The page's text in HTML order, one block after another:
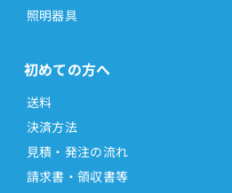
照明器具
初めての方へ
送料
決済方法
見積・発注の流れ
請求書・領収書等